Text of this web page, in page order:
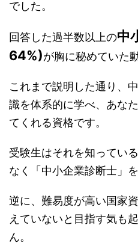
でした。
回答した過半数以上の中
64%)が胸に秘めていた
これまで説明した通り、
識を体系的に学べ、あな
てくれる資格です。
受験生はそれを知ってい
なく「中小企業診断士」
逆に、難易度が高い国家
えていないと目指す気も
ん。